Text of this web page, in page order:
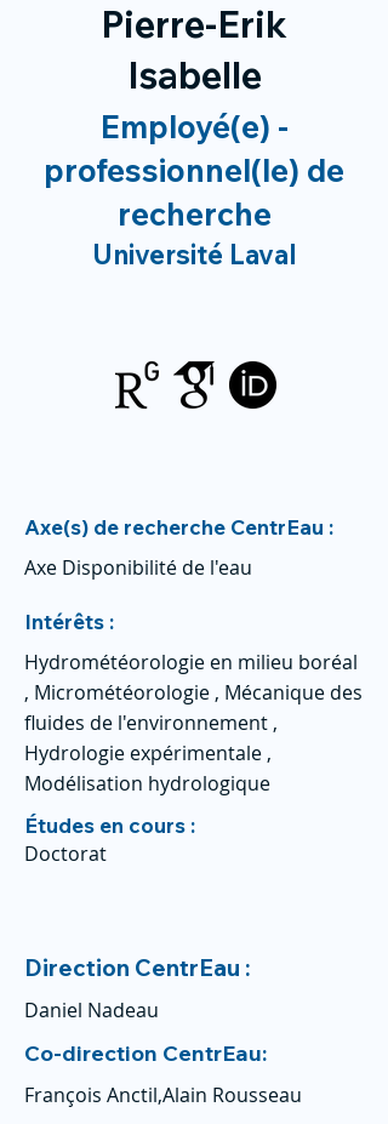
Pierre-Erik
Isabelle
Employé(e) -
professionnel(le) de
recherche
Université Laval
Axe(s) de recherche CentrEau :
Axe Disponibilité de l'eau
Intérêts :
Hydrométéorologie en milieu boréal
, Micrométéorologie , Mécanique des
fluides de l'environnement ,
Hydrologie expérimentale ,
Modélisation hydrologique
Études en cours :
Doctorat
Direction CentrEau :
Daniel Nadeau
Co-direction CentrEau:
François Anctil,Alain Rousseau